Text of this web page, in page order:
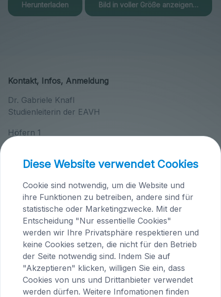
Herunterladen
Bild in voller Größe anzeigen…
Kontakt, Infos, Anmeldung
Dr. Gabriele Knafl
Studienleiterin der EAVH
Höfern 1
E-Mail:tieraerztin@knafl.at
Tierärztepraxen Knafl
Diese Website verwendet Cookies
Cookie sind notwendig, um die Website und
ihre Funktionen zu betreiben, andere sind für
statistische oder Marketingzwecke. Mit der
Entscheidung "Nur essentielle Cookies"
werden wir Ihre Privatsphäre respektieren und
keine Cookies setzen, die nicht für den Betrieb
der Seite notwendig sind. Indem Sie auf
"Akzeptieren" klicken, willigen Sie ein, dass
Cookies von uns und Drittanbieter verwendet
werden dürfen. Weitere Infomationen finden